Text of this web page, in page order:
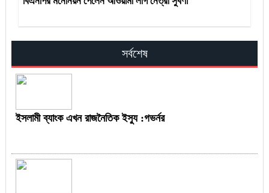
সর্বশেষ
ইসলামী ব্যাংক এখন রাজনৈতিক ইস্যু :গভর্নর